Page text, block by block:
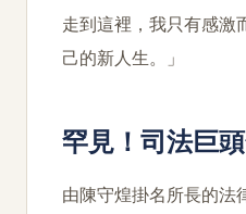
走到這裡，我只有感激
己的新人生。」
罕見！司法巨
由陳守煌掛名所長的法